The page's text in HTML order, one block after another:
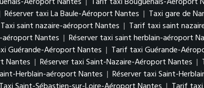
Réserver taxi La Baule-Aéroport Nantes | Taxi gare de
Taxi saint nazaire-aéroport Nantes | Tarif taxi saint
Nantes | Réserver taxi saint herblain-aéroport
Guérande-Aéroport Nantes | Tarif taxi Guérande-
Nantes | Réserver taxi Saint-Nazaire-Aéroport Nantes |
Herblain-aéroport Nantes | Réserver taxi Saint-